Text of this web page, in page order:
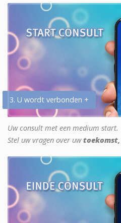
3. U wordt verbonden +
Uw consult met een medium start.
Stel uw vragen over uw